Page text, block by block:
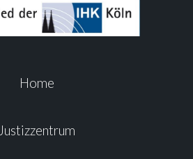
Home
Justizzentrum